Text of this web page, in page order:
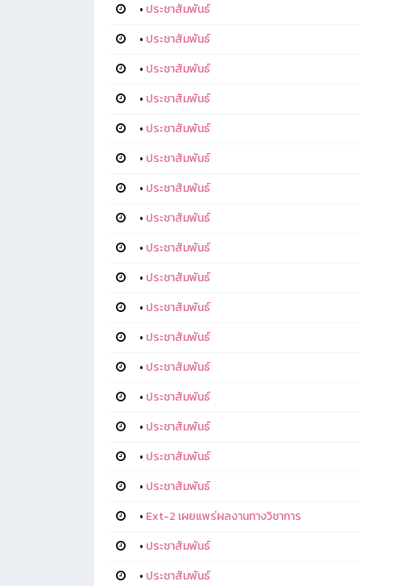
• ประชาสัมพันธ์
• ประชาสัมพันธ์
• ประชาสัมพันธ์
• ประชาสัมพันธ์
• ประชาสัมพันธ์
• ประชาสัมพันธ์
• ประชาสัมพันธ์
• ประชาสัมพันธ์
• ประชาสัมพันธ์
• ประชาสัมพันธ์
• ประชาสัมพันธ์
• ประชาสัมพันธ์
• ประชาสัมพันธ์
• ประชาสัมพันธ์
• ประชาสัมพันธ์
• ประชาสัมพันธ์
• ประชาสัมพันธ์
• Ext-2 เผยแพร่ผลงานทางวิชาการ
• ประชาสัมพันธ์
• ประชาสัมพันธ์